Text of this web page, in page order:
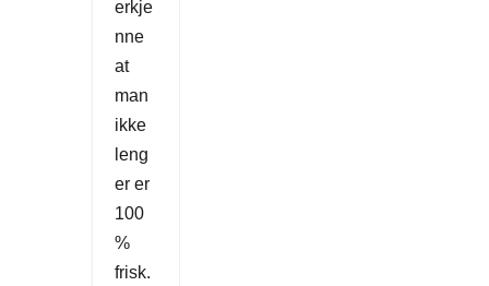
erkje
nne
at
man
ikke
leng
er er
100
%
frisk.